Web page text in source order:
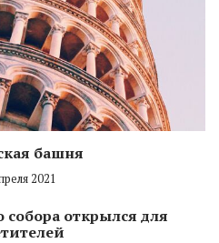
башня
2021
открылся для